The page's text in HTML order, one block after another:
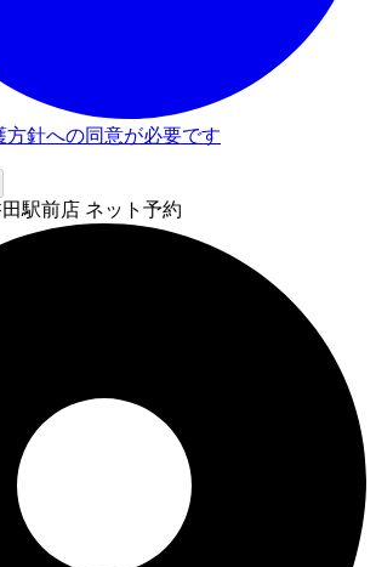
方針への同意が必要です
田駅前店 ネット予約